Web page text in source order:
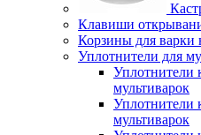
Клавиши
Корзины для варки
Уплотнители для
Уплотнители
мультиварок
Уплотнители
мультиварок